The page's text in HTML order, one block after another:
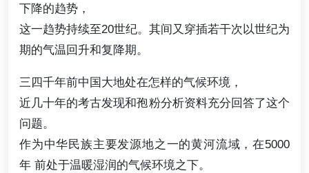
下降的趋势，
这一趋势持续至20世纪。其间又穿插若干次以世纪为
期的气温回升和复降期。
三四千年前中国大地处在怎样的气候环境，
近几十年的考古发现和孢粉分析资料充分回答了这个
问题。
作为中华民族主要发源地之一的黄河流域，在5000
年 前处于温暖湿润的气候环境之下。